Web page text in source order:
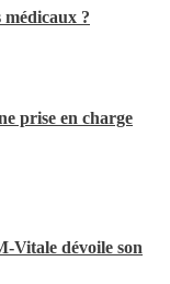
?
prise en charge
Vitale dévoile son